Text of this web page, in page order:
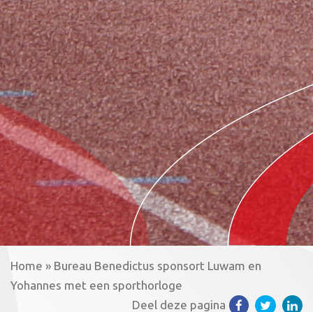
Home » Bureau Benedictus sponsort Luwam en
Yohannes met een sporthorloge
Deel deze pagina